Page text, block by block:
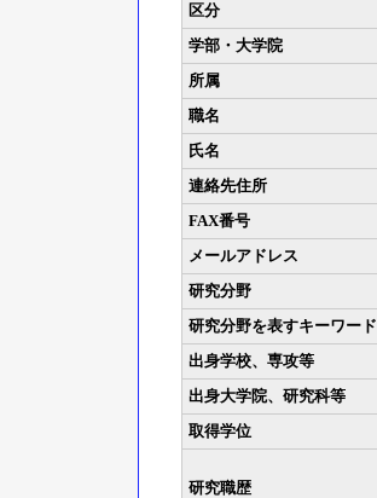
区分
学部・大学院
所属
職名
氏名
連絡先住所
FAX番号
メールアドレス
研究分野
研究分野を表すキーワード
出身学校、専攻等
出身大学院、研究科等
取得学位
研究職歴